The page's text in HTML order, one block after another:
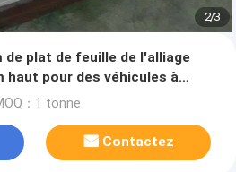
2/3
de plat de feuille de l'alliage
haut pour des véhicules à
：1 tonne
Contactez